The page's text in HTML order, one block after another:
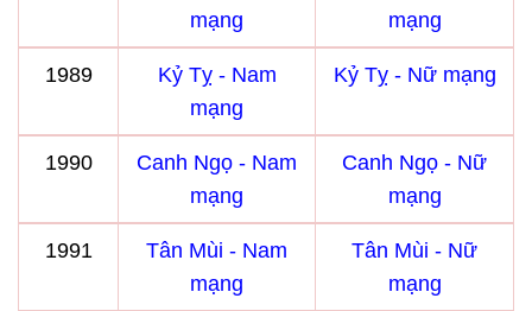
mạng
mạng
1989
Kỷ Tỵ - Nam
mạng
Kỷ Tỵ - Nữ mạng
1990
Canh Ngọ - Nam
mạng
Canh Ngọ - Nữ
mạng
1991
Tân Mùi - Nam
mạng
Tân Mùi - Nữ
mạng